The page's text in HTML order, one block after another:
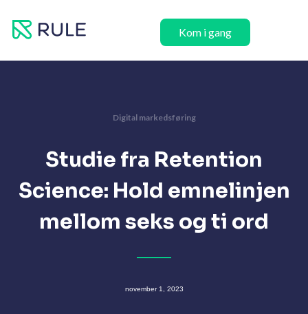
rett
Kom i gang
Digital markedsføring
Studie fra Retention
Science: Hold emnelinjen
mellom seks og ti ord
november 1, 2023